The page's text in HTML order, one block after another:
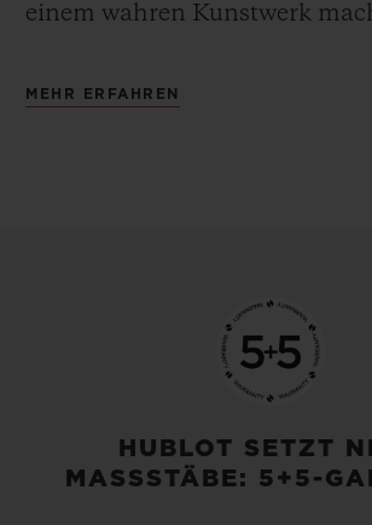
einem wahren Kunstwerk
MEHR ERFAHREN
HUBLOT SETZT
MASSSTÄBE: 5+5-